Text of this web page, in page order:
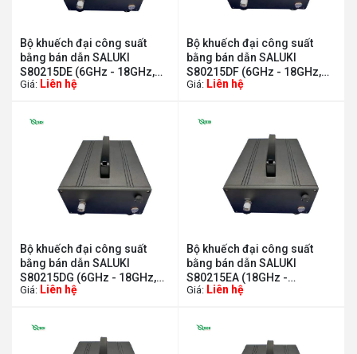
Bộ khuếch đại công suất
bằng bán dẫn SALUKI
S80215DE (6GHz - 18GHz,
43dB)
Giá: Liên hệ
Bộ khuếch đại công suất
bằng bán dẫn SALUKI
S80215DF (6GHz - 18GHz,
45dB)
Giá: Liên hệ
Bộ khuếch đại công suất
bằng bán dẫn SALUKI
S80215DG (6GHz - 18GHz,
46dB)
Giá: Liên hệ
Bộ khuếch đại công suất
bằng bán dẫn SALUKI
S80215EA (18GHz -
26.5GHz, 40dB)
Giá: Liên hệ